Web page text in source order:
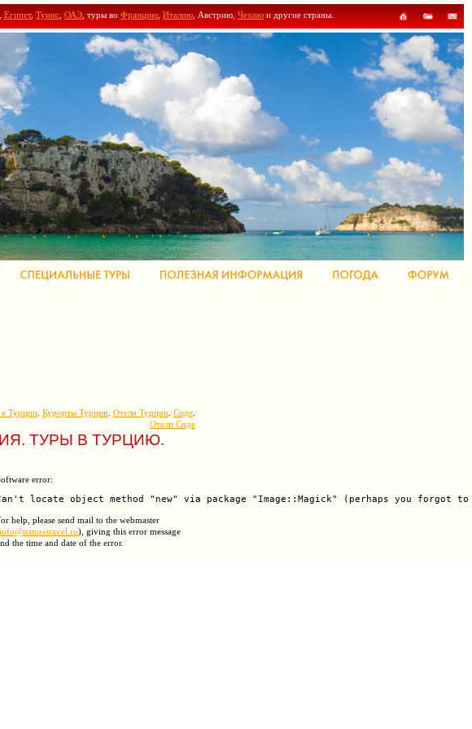
Египет, Тунис ОАЭ , туры во Францию Италию , Австрию, Чехию и другие страны.
Турции Курорты Турции Отели Турции Сиде
Отели Сиде
ТУРЫ В ТУРЦИЮ.
error:
help, please send mail to the webmaster
info@naturetravel.ru), giving this error message
the time and date of the error.